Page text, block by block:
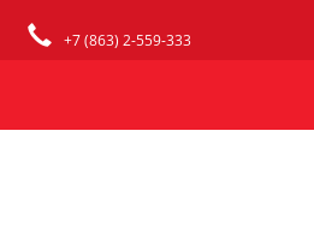
+7 (863) 2-559-333